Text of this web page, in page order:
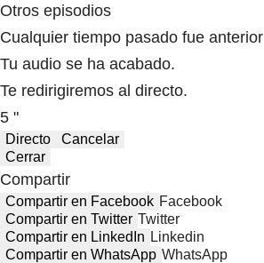
Otros episodios
Cualquier tiempo pasado fue anterior
Tu audio se ha acabado.
Te redirigiremos al directo.
5 "
Directo
Cancelar
Cerrar
Compartir
Compartir en Facebook Facebook
Compartir en Twitter Twitter
Compartir en LinkedIn Linkedin
Compartir en WhatsApp WhatsApp